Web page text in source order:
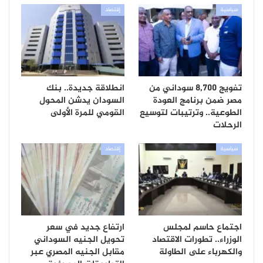
سياسية
تفويج 8,700 سوداني من
مصر ضمن برنامج العودة
الطوعية.. وترتيبات لتوسيع
الرحلات
إقتصاد
انطلاقة جديدة.. بنك
السودان يدشن المحول
القومي للمرة الأولى
سياسية
اجتماع حاسم لمجلس
الوزراء.. تطورات الاقتصاد
والكهرباء على الطاولة
إقتصاد
ارتفاع جديد في سعر
تحويل الجنيه السوداني
مقابل الجنيه المصري عبر